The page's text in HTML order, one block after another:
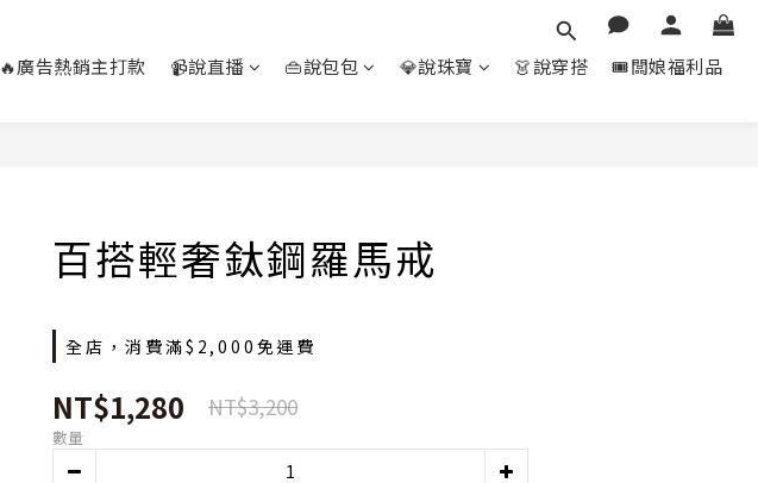
🔥廣告熱銷主打款 📹說直播 👜說包包 💎說珠寶 👗說穿搭 🎟️闆娘福利品
百搭輕奢鈦鋼羅馬戒
全店，消費滿$2,000免運費
NT$1,280 NT$3,200
數量